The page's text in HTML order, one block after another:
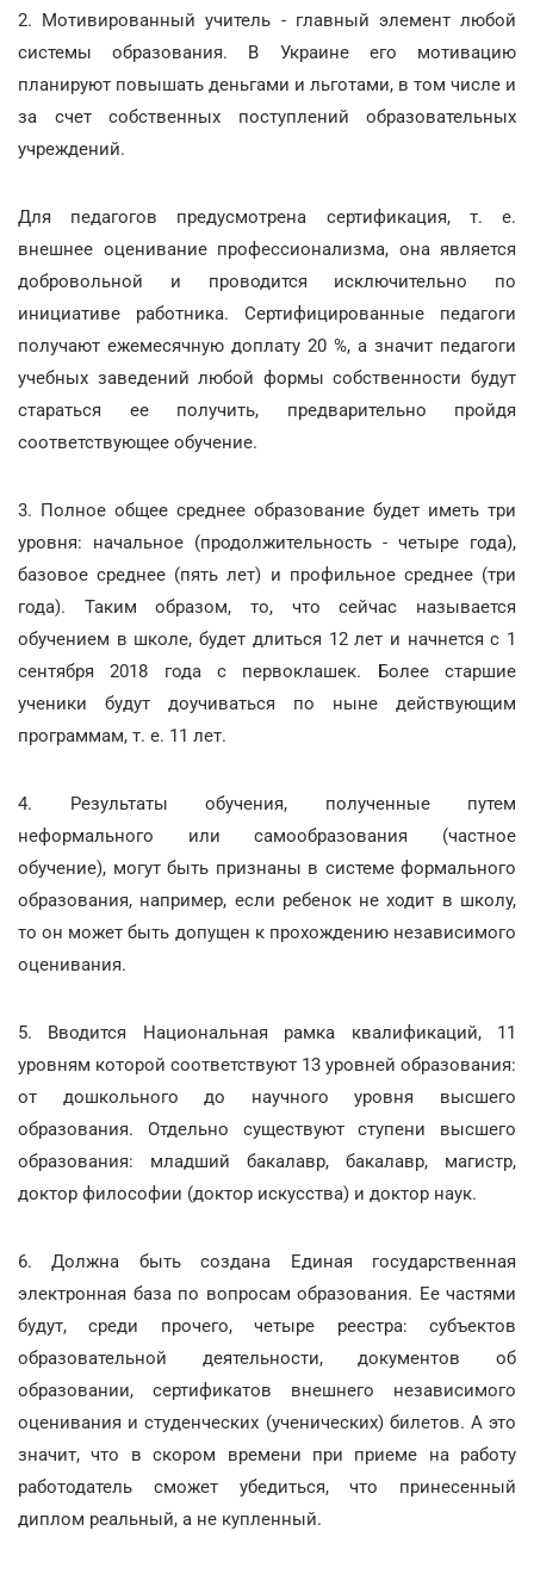
2. Мотивированный учитель - главный элемент любой
системы образования. В Украине его мотивацию
планируют повышать деньгами и льготами, в том числе и
за счет собственных поступлений образовательных
учреждений.
Для педагогов предусмотрена сертификация, т. е.
внешнее оценивание профессионализма, она является
добровольной и проводится исключительно по
инициативе работника. Сертифицированные педагоги
получают ежемесячную доплату 20 %, а значит педагоги
учебных заведений любой формы собственности будут
стараться ее получить, предварительно пройдя
соответствующее обучение.
3. Полное общее среднее образование будет иметь три
уровня: начальное (продолжительность - четыре года),
базовое среднее (пять лет) и профильное среднее (три
года). Таким образом, то, что сейчас называется
обучением в школе, будет длиться 12 лет и начнется с 1
сентября 2018 года с первоклашек. Более старшие
ученики будут доучиваться по ныне действующим
программам, т. е. 11 лет.
4. Результаты обучения, полученные путем
неформального или самообразования (частное
обучение), могут быть признаны в системе формального
образования, например, если ребенок не ходит в школу,
то он может быть допущен к прохождению независимого
оценивания.
5. Вводится Национальная рамка квалификаций, 11
уровням которой соответствуют 13 уровней образования:
от дошкольного до научного уровня высшего
образования. Отдельно существуют ступени высшего
образования: младший бакалавр, бакалавр, магистр,
доктор философии (доктор искусства) и доктор наук.
6. Должна быть создана Единая государственная
электронная база по вопросам образования. Ее частями
будут, среди прочего, четыре реестра: субъектов
образовательной деятельности, документов об
образовании, сертификатов внешнего независимого
оценивания и студенческих (ученических) билетов. А это
значит, что в скором времени при приеме на работу
работодатель сможет убедиться, что принесенный
диплом реальный, а не купленный.